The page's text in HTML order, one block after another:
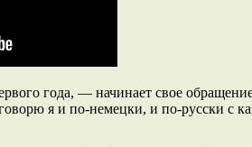
года, — начинает свое
я и по-немецки, и по-русски с